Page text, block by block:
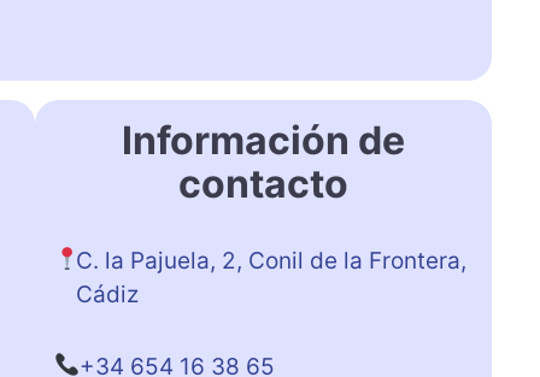
Información de
contacto
C. la Pajuela, 2, Conil de la Frontera,
Cádiz
+34 654 16 38 65